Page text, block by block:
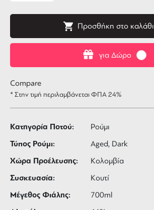
για Δώρο
Προσθήκη στο καλάθι
Compare
* Στην τιμή περιλαμβάνεται ΦΠΑ 24%
Κατηγορία Ποτού: Ρούμι
Τύπος Ρούμι: Aged, Dark
Χώρα Προέλευσης: Κολομβία
Συσκευασία: Κουτί
Μέγεθος Φιάλης: 700ml